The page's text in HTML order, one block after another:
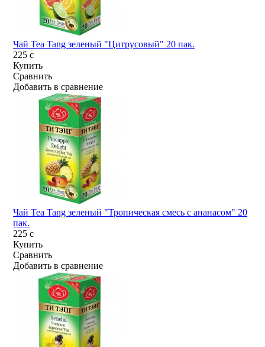
Чай Tea Tang зеленый "Цитрусовый" 20 пак.
225c
Купить
Сравнить
Добавить в сравнение
Чай Tea Tang зеленый "Тропическая смесь с ананасом" 20
пак.
225c
Купить
Сравнить
Добавить в сравнение